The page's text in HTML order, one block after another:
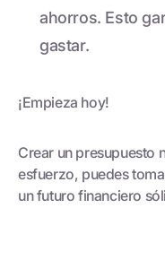
ahorros. Esto
gastar.
¡Empieza hoy!
Crear un presupuesto
esfuerzo, puedes
un futuro financiero